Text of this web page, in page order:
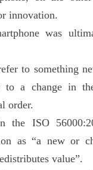
innovation.
was
to something
to a change in
order.
ISO
as “a new or
value”.